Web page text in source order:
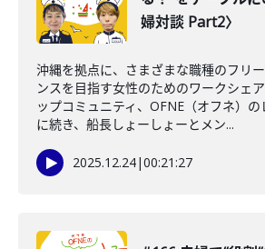
婦対談 Part2〉
沖縄を拠点に、さまざまな職種のフリ
ンスを目指す女性のためのワークシェ
ップコミュニティ、OFNE（オフネ）
に続き、船長しょーしょーとメン...
2025.12.24|00:21:27